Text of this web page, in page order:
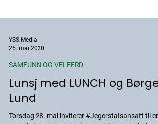
25. mai 2020
SAMFUNN OG VELFERD
Lunsj med LUNCH og Børge
Lund